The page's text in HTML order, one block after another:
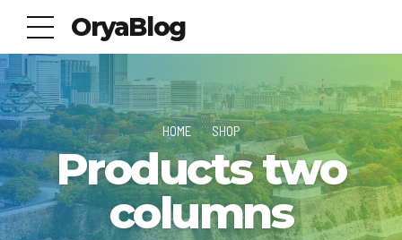
OryaBlog
HOME SHOP
Products two
columns